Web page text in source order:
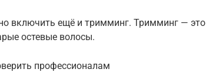
включить ещё и тримминг. Тримминг — это
остевые волосы.
профессионалам